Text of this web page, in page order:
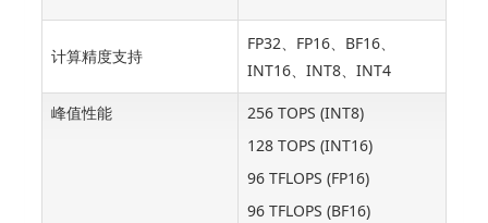
计算精度支持
FP32、FP16、BF16、
INT16、INT8、INT4
峰值性能
256 TOPS (INT8)
128 TOPS (INT16)
96 TFLOPS (FP16)
96 TFLOPS (BF16)